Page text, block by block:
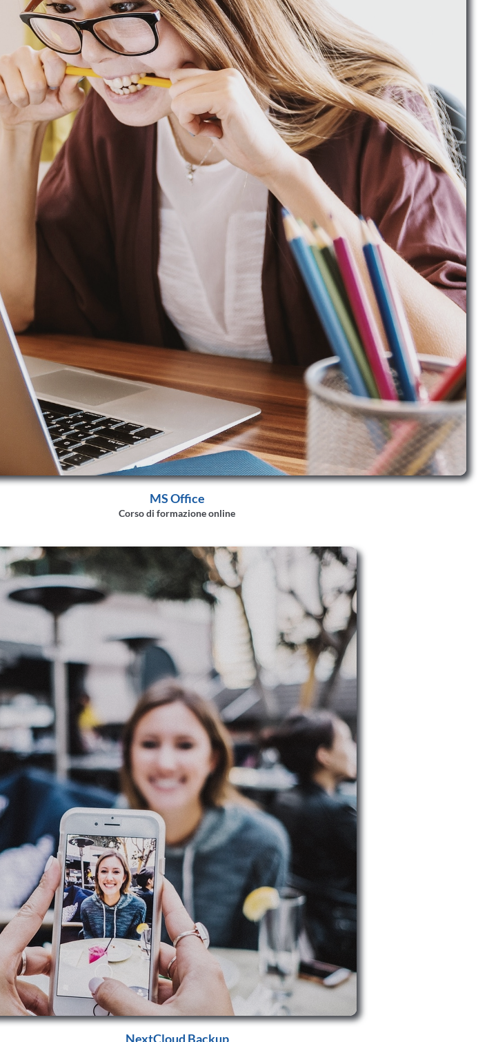
MS Office
Corso di formazione online
NextCloud Backup